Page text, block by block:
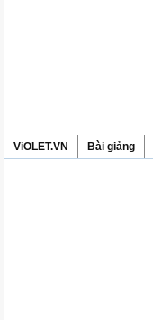
ViOLET.VN Bài giảng